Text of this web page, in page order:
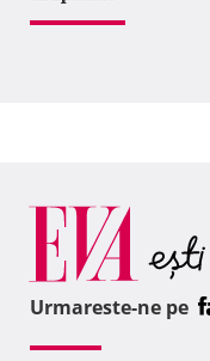
Urmareste-ne pe